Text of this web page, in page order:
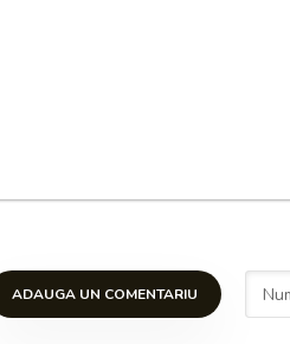
ADAUGA UN COMENTARIU